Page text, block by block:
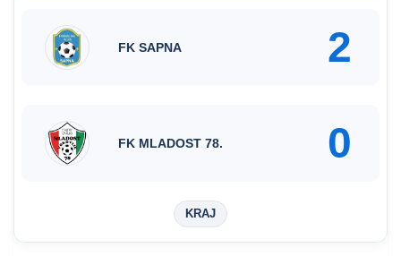
FK SAPNA 2
FK MLADOST 78. 0
KRAJ